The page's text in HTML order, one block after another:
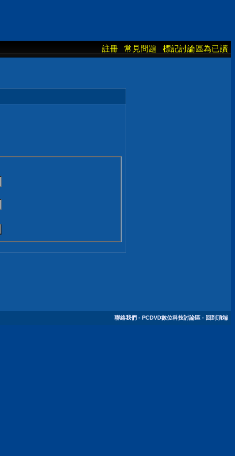
註冊 常見問題 標記討論區為已讀
聯絡我們 - PCDVD數位科技討論區 - 回到頂端